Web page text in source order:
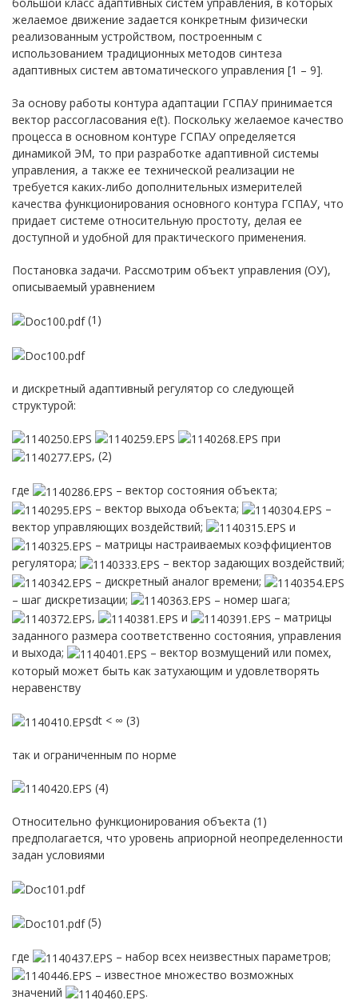
желаемое движение задается конкретным физически
реализованным устройством, построенным с
использованием традиционных методов синтеза
адаптивных систем автоматического управления [1 – 9].
За основу работы контура адаптации ГСПАУ принимается
вектор рассогласования e(t). Поскольку желаемое качество
процесса в основном контуре ГСПАУ определяется
динамикой ЭМ, то при разработке адаптивной системы
управления, а также ее технической реализации не
требуется каких-либо дополнительных измерителей
качества функционирования основного контура ГСПАУ, что
придает системе относительную простоту, делая ее
доступной и удобной для практического применения.
Постановка задачи. Рассмотрим объект управления (ОУ),
описываемый уравнением
(1)
и дискретный адаптивный регулятор со следующей
структурой:
при
, (2)
где
– вектор состояния объекта;
– вектор выхода объекта;
–
вектор управляющих воздействий;
и
– матрицы настраиваемых коэффициентов
регулятора;
– вектор задающих воздействий;
– дискретный аналог времени;
– шаг дискретизации;
– номер шага;
,
и
– матрицы
заданного размера соответственно состояния, управления
и выхода;
– вектор возмущений или помех,
который может быть как затухающим и удовлетворять
неравенству
dt < ∞ (3)
так и ограниченным по норме
(4)
Относительно функционирования объекта (1)
предполагается, что уровень априорной неопределенности
задан условиями
(5)
где
– набор всех неизвестных параметров;
– известное множество возможных
значений
.